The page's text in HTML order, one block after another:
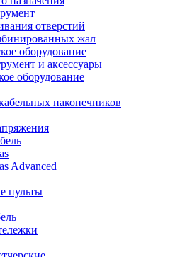
отверстий
жал
оборудование
и аксессуары
оборудование
наконечников
Advanced
пульты